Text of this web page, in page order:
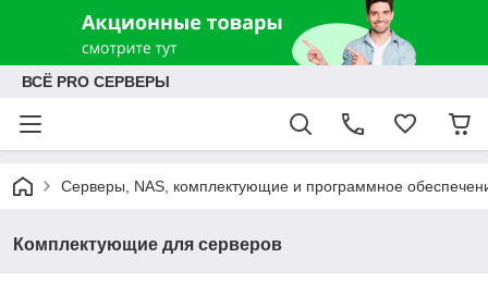
ВСЁ PRO СЕРВЕРЫ
Серверы, NAS, комплектующие и программное
Комплектующие для серверов